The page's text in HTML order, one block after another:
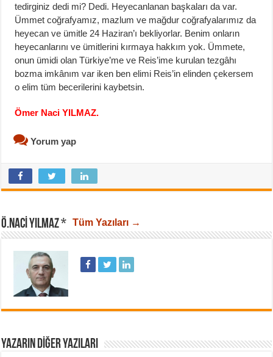
tedirginiz dedi mi? Dedi. Heyecanlanan başkaları da var.
Ümmet coğrafyamız, mazlum ve mağdur coğrafyalarımız da
heyecan ve ümitle 24 Haziran’ı bekliyorlar. Benim onların
heyecanlarını ve ümitlerini kırmaya hakkım yok. Ümmete,
onun ümidi olan Türkiye’me ve Reis’ime kurulan tezgâhı
bozma imkânım var iken ben elimi Reis’in elinden çekersem
o elim tüm becerilerini kaybetsin.
Ömer Naci YILMAZ.
Yorum yap
Ö.NACI YILMAZ * Tüm Yazıları →
YAZARIN DIĞER YAZILARI